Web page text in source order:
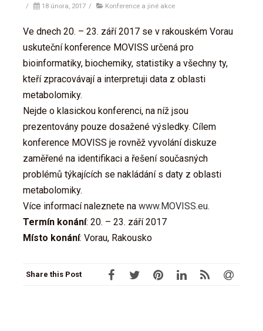
/ 18 února, 2017 / Konference a jiné akce
Ve dnech 20. – 23. září 2017 se v rakouském Vorau
uskuteční konference MOVISS určená pro
bioinformatiky, biochemiky, statistiky a všechny ty,
kteří zpracovávají a interpretuji data z oblasti
metabolomiky.
Nejde o klasickou konferenci, na níž jsou
prezentovány pouze dosažené výsledky. Cílem
konference MOVISS je rovněž vyvolání diskuze
zaměřené na identifikaci a řešení současných
problémů týkajících se nakládání s daty z oblasti
metabolomiky.
Více informací naleznete na www.MOVISS.eu.
Termín konání: 20. – 23. září 2017
Místo konání: Vorau, Rakousko
Share this Post